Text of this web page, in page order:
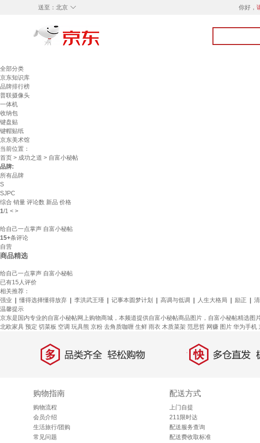
◇
送至： 北京 你好，
全部分类
京东知识库
品牌排行榜
普联摄像头
一体机
收纳包
键盘贴
键帽贴纸
京东美术馆
当前位置：
首页 > 成功之道 > 自富小秘帖
品牌:
所有品牌
S
SJPC
综合 销量 评论数 新品 价格
1/1 < >
给自己一点掌声 自富小秘帖
15+条评论
自营
商品精选
给自己一点掌声 自富小秘帖
已有15 人评价
相关推荐：
强业
懂得选择懂得放弃 李洪武王瑾 记事本圆梦计划 高调与低调 人生大格局 励正
温馨提示
京东是国内专业的自富小秘帖网上购物商城，本频道提供自富小秘帖商品图片，自富小秘帖精选
北欧家具 预定 切菜板 空调 玩具熊 京粉 去角质咖喱 生鲜 雨衣 木质菜架 范思哲 网赚 图片 华为手机
多 品类齐全，轻松购物 快 多仓直发，极
购物指南
购物流程
会员介绍
生活旅行/团购
常见问题
配送方式
上门自提
211限时达
配送服务查询
配送费收取标准